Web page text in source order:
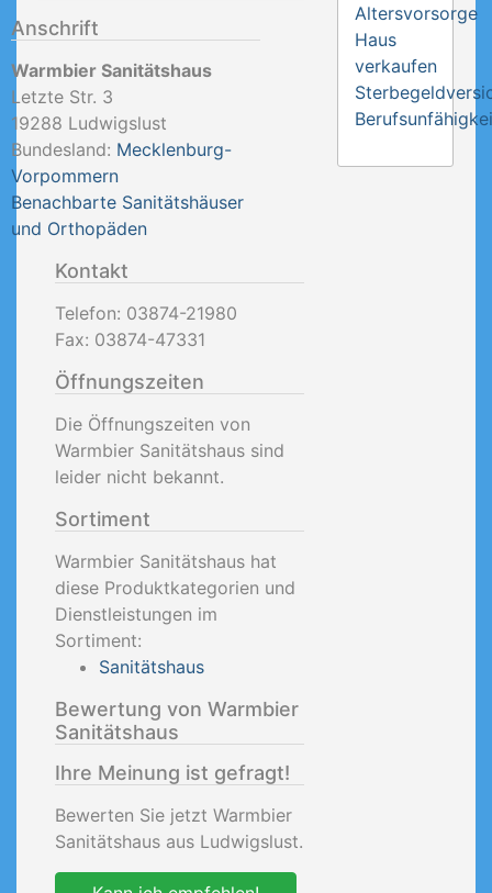
Anschrift
Warmbier Sanitätshaus
Letzte Str. 3
19288 Ludwigslust
Bundesland: Mecklenburg-
Vorpommern
Benachbarte Sanitätshäuser
und Orthopäden
Kontakt
Telefon: 03874-21980
Fax: 03874-47331
Öffnungszeiten
Die Öffnungszeiten von
Warmbier Sanitätshaus sind
leider nicht bekannt.
Sortiment
Warmbier Sanitätshaus hat
diese Produktkategorien und
Dienstleistungen im
Sortiment:
Sanitätshaus
Bewertung von Warmbier
Sanitätshaus
Ihre Meinung ist gefragt!
Bewerten Sie jetzt Warmbier
Sanitätshaus aus Ludwigslust.
Altersvorsorge
Haus
verkaufen